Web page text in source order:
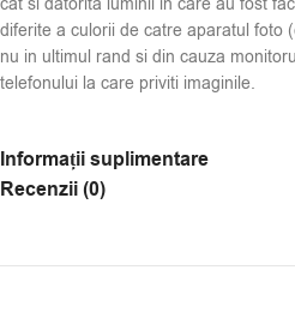
diferite a culorii de catre aparatul foto
nu in ultimul rand si din cauza
telefonului la care priviti imaginile.
Informații suplimentare
Recenzii (0)